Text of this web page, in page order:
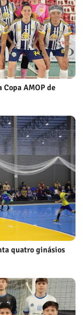
AMOP de
quatro ginásios